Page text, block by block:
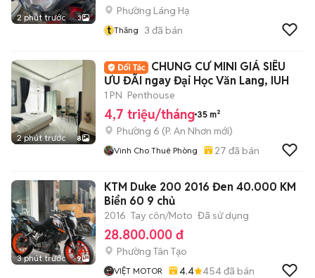
2 phút trước 3
Phường Láng Hạ
t Thăng 3 đã bán
2 phút trước 8
CHUNG CƯ MINI GIÁ SIÊU
ƯU ĐÃI ngay Đại Học Văn Lang, IUH
1 PN Penthouse
4,7 triệu/tháng 35 m²
Phường 6 (P. An Nhơn mới)
Vinh Cho Thuê Phòng 27 đã bán
3 phút trước 9
KTM Duke 200 2016 Đen 40.000 KM
Biển 60 9 chủ
2016 Tay côn/Moto Đã sử dụng
28.800.000 đ
Phường Tân Tạo
VIỆT MOTOR 4.4 454đã bán